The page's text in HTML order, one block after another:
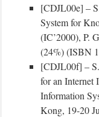
[CDJL00e] –
System for
(IC’2000), P.
(24%) (ISBN
[CDJL00f] –
for an Internet
Information
Kong, 19-20